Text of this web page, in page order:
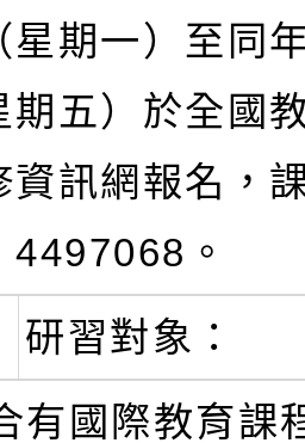
星期一）至同
期五）於全國
資訊網報名，
4497068。
研習對象：
有國際教育課